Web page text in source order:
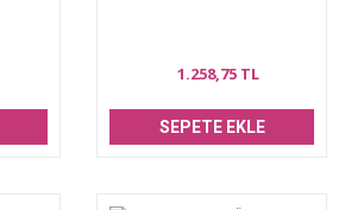
1.258,75 TL
SEPETE EKLE